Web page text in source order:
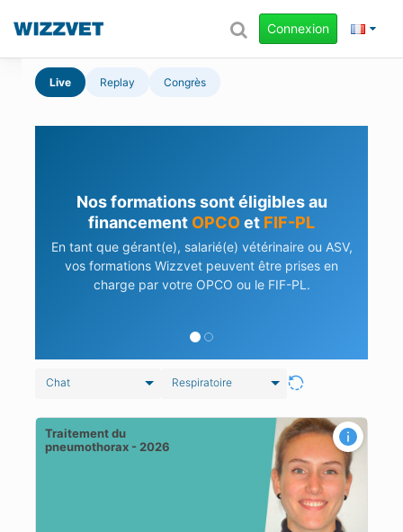
Connexion
Live Replay Congrès
Nos formations sont éligibles au
financement OPCOet FIF-PL
En tant que gérant(e), salarié(e) vétérinaire ou ASV,
vos formations Wizzvet peuvent être prises en
charge par votre OPCO ou le FIF-PL.
Chat Respiratoire
Traitement du
pneumothorax - 2026